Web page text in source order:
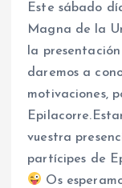
Este sábado
Magna de la
la
daremos a
motivaciones,
vuestra
partícipes de
Os